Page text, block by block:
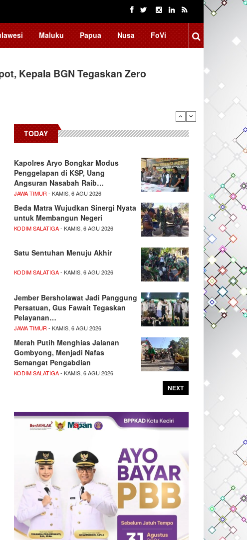
Maluku Papua Nusa FoVi
Kepala BGN Tegaskan Zero
Raih Prestasi Akademik
TODAY
Kapolres Aryo Bongkar Modus
Penggelapan di KSP, Uang
Angsuran Nasabah Raib…
JAWA TIMUR - KAMIS, 6 AGU 2026
Beda Matra Wujudkan Sinergi Nyata
untuk Membangun Negeri
KODIM SALATIGA- KAMIS, 6 AGU 2026
Satu Sentuhan Menuju Akhir
KODIM SALATIGA- KAMIS, 6 AGU 2026
Jember Bersholawat Jadi Panggung
Persatuan, Gus Fawait Tegaskan
Pelayanan…
JAWA TIMUR - KAMIS, 6 AGU 2026
Merah Putih Menghias Jalanan
Gombyong, Menjadi Nafas
Semangat Pengabdian
KODIM SALATIGA- KAMIS, 6 AGU 2026
NEXT